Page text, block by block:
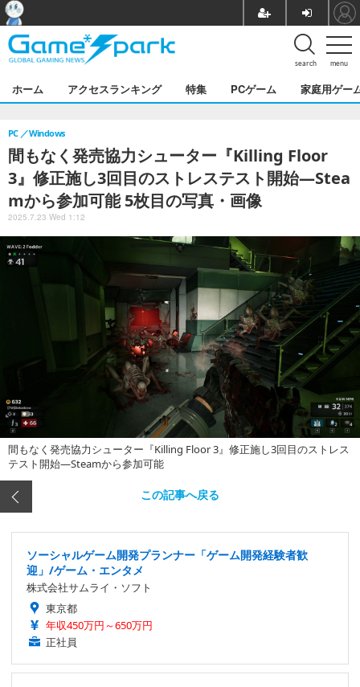
menu
search
ホーム アクセスランキング 特集 PCゲーム 家庭用ゲー
間もなく発売協力シューター『Killing Floor
3』修正施し3回目のストレステスト開始―Stea
mから参加可能 5枚目の写真・画像
PC Windows
2025.7.23 Wed 1:12
間もなく発売協力シューター『Killing Floor 3』修正施し3回目のストレス
テスト開始―Steamから参加可能
この記事へ戻る
ソーシャルゲーム開発プランナー「ゲーム開発経験者歓
迎」/ゲーム・エンタメ
株式会社サムライ・ソフト
東京都
年収450万円～650万円
正社員